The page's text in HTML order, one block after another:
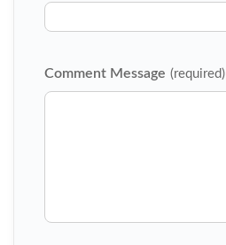
Comment Message (required)